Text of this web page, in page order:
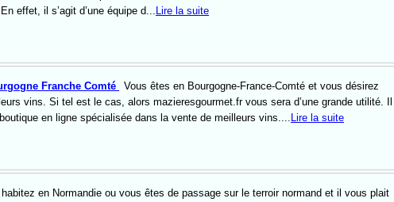
effet, il s’agit d’une équipe d... Lire la suite
Franche Comté
Vous êtes en Bourgogne-France-Comté et vous désirez
vins. Si tel est le cas, alors mazieresgourmet.fr vous sera d’une grande utilité. Il
en ligne spécialisée dans la vente de meilleurs vins.... Lire la suite
en Normandie ou vous êtes de passage sur le terroir normand et il vous plait